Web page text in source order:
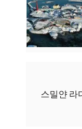
스밀얀 라